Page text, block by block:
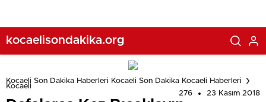
kocaelisondakika.org
Kocaeli Son Dakika Haberleri Kocaeli Son Dakika Kocaeli Haberleri
Kocaeli
276
23 Kasım 2018